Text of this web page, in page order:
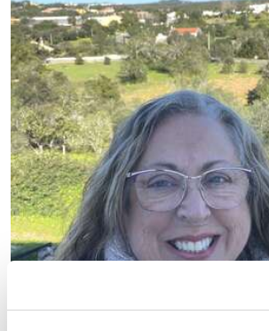
Portugal